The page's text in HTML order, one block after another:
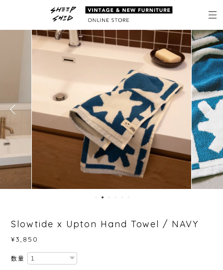
Slowtide x Upton Hand Towel / NAVY
¥3,850
数量